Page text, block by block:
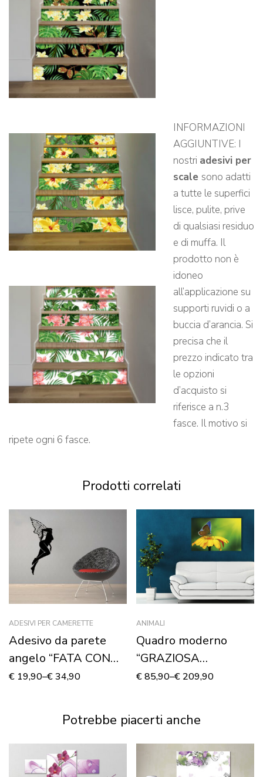
INFORMAZIONI
AGGIUNTIVE: I
nostri adesivi per
scale sono adatti
a tutte le superfici
lisce, pulite, prive
di qualsiasi residuo
e di muffa. Il
prodotto non è
idoneo
all’applicazione su
supporti ruvidi o a
buccia d’arancia. Si
precisa che il
prezzo indicato tra
le opzioni
d’acquisto si
riferisce a n.3
fasce. Il motivo si
ripete ogni 6 fasce.
Prodotti correlati
ADESIVI PER CAMERETTE
Adesivo da parete
angelo “FATA CON
ALI” – Adesivo murale
€ 19,90–€34,90
ANIMALI
Quadro moderno
“GRAZIOSA
FARFALLA SU FIORE”
€85,90–€ 209,90
Potrebbe piacerti anche